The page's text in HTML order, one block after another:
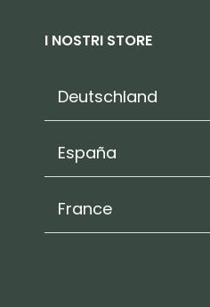
I NOSTRI STORE
Deutschland
España
France